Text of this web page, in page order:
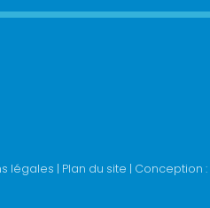
légales | Plan du site | Conception :